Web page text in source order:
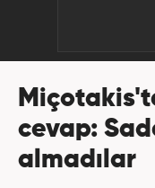
cevap:
almadılar